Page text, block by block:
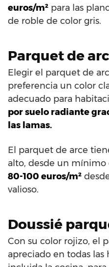
euros/m² para las
de roble de color gris.
Parquet de
Elegir el parquet de
preferencia un color
adecuado para
por suelo radiante
las lamas.
El parquet de arce
alto, desde un mínimo
80-100 euros/m²
valioso.
Doussié
Con su color rojizo, el
apreciado en todas las